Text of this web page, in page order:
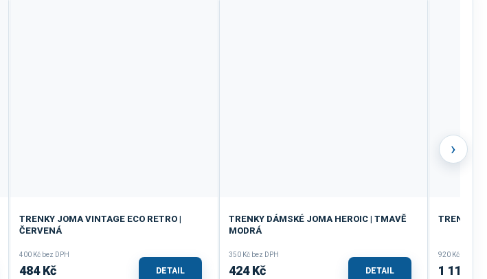
TRENKY JOMA VINTAGE ECO RETRO |
ČERVENÁ
400 Kč bez DPH
484 Kč DETAIL
TRENKY DÁMSKÉ JOMA HEROIC | TMAVĚ
MODRÁ
350 Kč bez DPH
424 Kč DETAIL
TRENKY
920 Kč bez
1 113 Kč
›